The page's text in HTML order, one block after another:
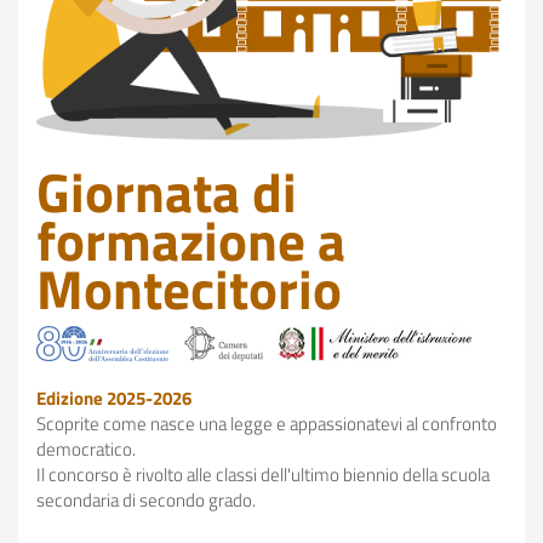
Giornata di
formazione a
Montecitorio
Edizione 2025-2026
Scoprite come nasce una legge e appassionatevi al confronto
democratico.
Il concorso è rivolto alle classi dell'ultimo biennio della scuola
secondaria di secondo grado.